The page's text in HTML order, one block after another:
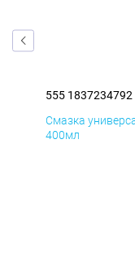
555 1837234792
Смазка
400мл